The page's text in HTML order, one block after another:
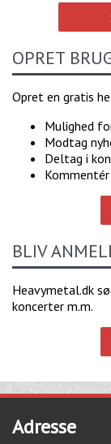
OPRET
Opret en gratis
Mulighed
Modtag
Deltag i
BLIV
Heavymetal.dk
koncerter m.m.
Adresse